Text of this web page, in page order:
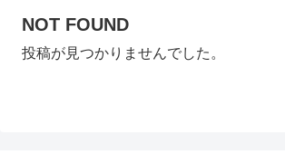
NOT FOUND
投稿が見つかりませんでした。